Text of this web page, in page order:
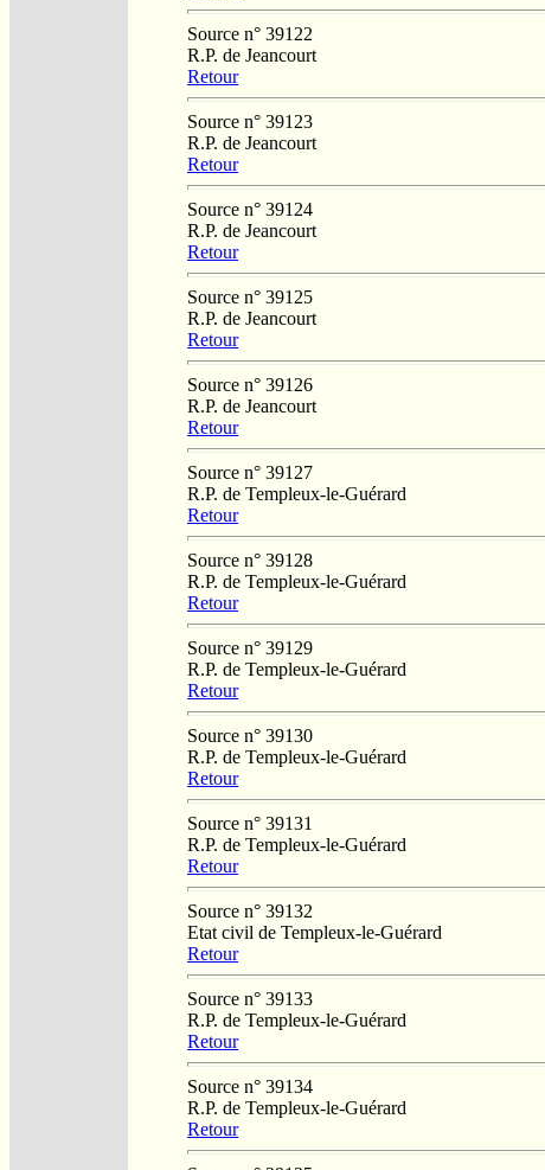
Source n° 39122
R.P. de Jeancourt
Retour
Source n° 39123
R.P. de Jeancourt
Retour
Source n° 39124
R.P. de Jeancourt
Retour
Source n° 39125
R.P. de Jeancourt
Retour
Source n° 39126
R.P. de Jeancourt
Retour
Source n° 39127
R.P. de Templeux-le-Guérard
Retour
Source n° 39128
R.P. de Templeux-le-Guérard
Retour
Source n° 39129
R.P. de Templeux-le-Guérard
Retour
Source n° 39130
R.P. de Templeux-le-Guérard
Retour
Source n° 39131
R.P. de Templeux-le-Guérard
Retour
Source n° 39132
Etat civil de Templeux-le-Guérard
Retour
Source n° 39133
R.P. de Templeux-le-Guérard
Retour
Source n° 39134
R.P. de Templeux-le-Guérard
Retour